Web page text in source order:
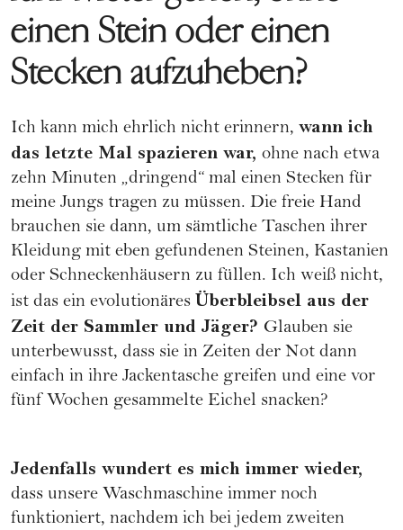
einen Stein oder einen
Stecken aufzuheben?
Ich kann mich ehrlich nicht erinnern, wann ich
das letzte Mal spazieren war, ohne nach etwa
zehn Minuten „dringend“ mal einen Stecken für
meine Jungs tragen zu müssen. Die freie Hand
brauchen sie dann, um sämtliche Taschen ihrer
Kleidung mit eben gefundenen Steinen, Kastanien
oder Schneckenhäusern zu füllen. Ich weiß nicht,
ist das ein evolutionäres Überbleibsel aus der
Zeit der Sammler und Jäger? Glauben sie
unterbewusst, dass sie in Zeiten der Not dann
einfach in ihre Jackentasche greifen und eine vor
fünf Wochen gesammelte Eichel snacken?
Jedenfalls wundert es mich immer wieder,
dass unsere Waschmaschine immer noch
funktioniert, nachdem ich bei jedem zweiten